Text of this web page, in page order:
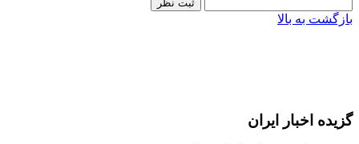
بازگشت به بالا
گزیده اخبار ایران